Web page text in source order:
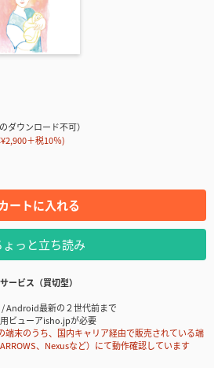
ダウンロード不可）
＋税10％)
ートに入れる
ょっと立ち読み
ービス（買切型）
Android最新の２世代前まで
ビューアisho.jpが必要
末のうち、国内キャリア経由で販売されている端
、Nexusなど）にて動作確認しています